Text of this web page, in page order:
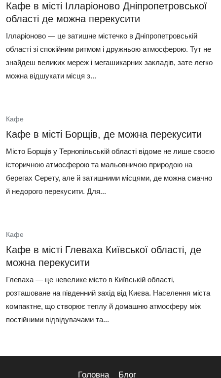
Кафе в місті Ілларіоново Дніпропетровської
області де можна перекусити
Ілларіоново — це затишне містечко в Дніпропетровській
області зі спокійним ритмом і дружньою атмосферою. Тут не
знайдеш великих мереж і мегашикарних закладів, зате легко
можна відшукати місця з...
Кафе
Кафе в місті Борщів, де можна перекусити
Місто Борщів у Тернопільській області відоме не лише своєю
історичною атмосферою та мальовничою природою на
берегах Серету, але й затишними місцями, де можна смачно
й недорого перекусити. Для...
Кафе
Кафе в місті Глеваха Київської області, де
можна перекусити
Глеваха — це невелике місто в Київській області,
розташоване на південний захід від Києва. Населення міста
компактне, що створює теплу й домашню атмосферу між
постійними відвідувачами та...
Головна Блог